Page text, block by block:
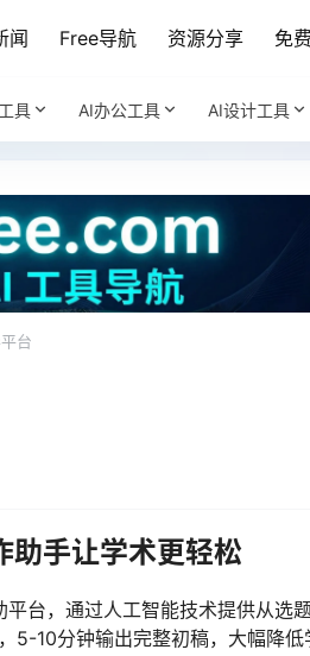
闻 Free导航 资源分享 免
具 AI办公工具 AI设计工具
台
手让学术更轻松
台，通过人工智能技术提供从选
5-10分钟输出完整初稿，大幅降